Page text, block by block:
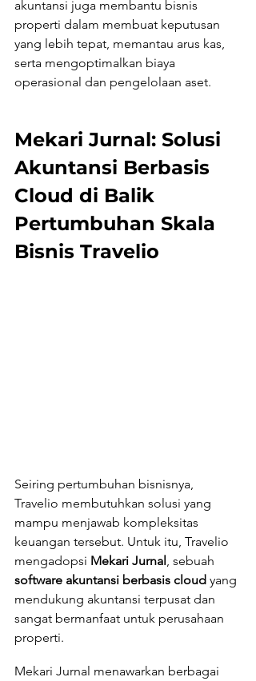
akuntansi juga membantu bisnis
properti dalam membuat keputusan
yang lebih tepat, memantau arus kas,
serta mengoptimalkan biaya
operasional dan pengelolaan aset.
Mekari Jurnal: Solusi
Akuntansi Berbasis
Cloud di Balik
Pertumbuhan Skala
Bisnis Travelio
Seiring pertumbuhan bisnisnya,
Travelio membutuhkan solusi yang
mampu menjawab kompleksitas
keuangan tersebut. Untuk itu, Travelio
mengadopsi Mekari Jurnal, sebuah
software akuntansi berbasis cloud yang
mendukung akuntansi terpusat dan
sangat bermanfaat untuk perusahaan
properti.
Mekari Jurnal menawarkan berbagai